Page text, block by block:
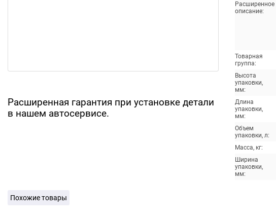
Расширенная гарантия при установке детали
в нашем автосервисе.
Расширенное
описание:
Товарная
группа:
Высота
упаковки,
мм:
Длина
упаковки,
мм:
Объем
упаковки, л:
Масса, кг:
Ширина
упаковки,
мм:
Похожие товары